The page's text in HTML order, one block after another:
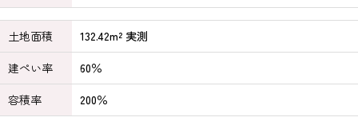
土地面積
132.42m² 実測
建ぺい率
60％
容積率
200％